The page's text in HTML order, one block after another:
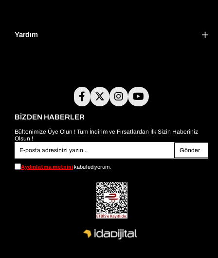
Yardım
BİZDEN HABERLER
Bültenimize Üye Olun ! Tüm İndirim ve Fırsatlardan İlk Sizin Haberiniz
Olsun !
Gönder
Aydınlatma metninikabul ediyorum.